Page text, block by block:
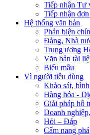
Tiếp nhận Tư
Tiếp nhận
Hệ thống văn bản
Phản biện
Đảng, Nhà
Trung ương
Văn bản tài
Biểu mẫu
Vì người tiêu dùng
Khảo sát,
Hàng hóa -
Giải pháp hỗ
Doanh
Hỏi – Đáp
Cẩm nang